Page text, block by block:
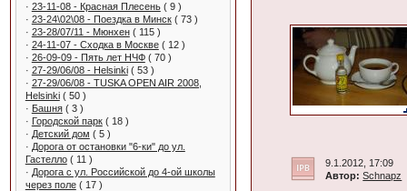
· 23-11-08 - Красная Плесень( 9 )
· 23-24\02\08 - Поездка в Минск( 73 )
· 23-28/07/11 - Мюнхен( 115 )
· 24-11-07 - Сходка в Москве( 12 )
· 26-09-09 - Пять лет НЧФ( 70 )
· 27-29/06/08 - Helsinki( 53 )
· 27-29/06/08 - TUSKA OPEN AIR 2008,
Helsinki( 50 )
· Башня( 3 )
· Городской парк( 18 )
· Детский дом ( 5 )
· Дорога от остановки "6-ки" до ул.
Гастелло( 11 )
· Дорога с ул. Российской до 4-ой школы
через поле( 17 )
9.1.2012, 17:09
Автор: Schnapz